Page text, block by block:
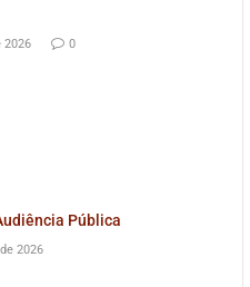
2026 0
Pública
2026